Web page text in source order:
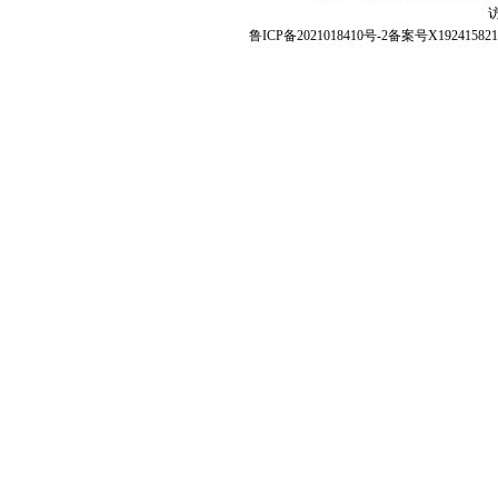
鲁ICP备2021018410号-2备案号